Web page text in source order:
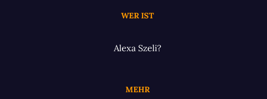
WER IST
Alexa Szeli?
MEHR